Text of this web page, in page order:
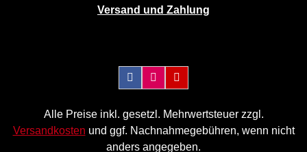
Versand und Zahlung
Alle Preise inkl. gesetzl. Mehrwertsteuer zzgl.
Versandkosten und ggf. Nachnahmegebühren, wenn nicht
anders angegeben.